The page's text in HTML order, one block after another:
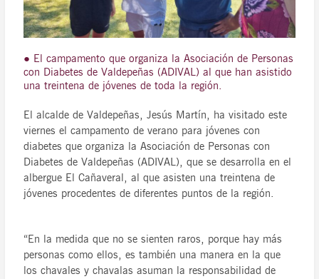
● El campamento que organiza la Asociación de Personas
con Diabetes de Valdepeñas (ADIVAL) al que han asistido
una treintena de jóvenes de toda la región.
El alcalde de Valdepeñas, Jesús Martín, ha visitado este
viernes el campamento de verano para jóvenes con
diabetes que organiza la Asociación de Personas con
Diabetes de Valdepeñas (ADIVAL), que se desarrolla en el
albergue El Cañaveral, al que asisten una treintena de
jóvenes procedentes de diferentes puntos de la región.
“En la medida que no se sienten raros, porque hay más
personas como ellos, es también una manera en la que
los chavales y chavalas asuman la responsabilidad de